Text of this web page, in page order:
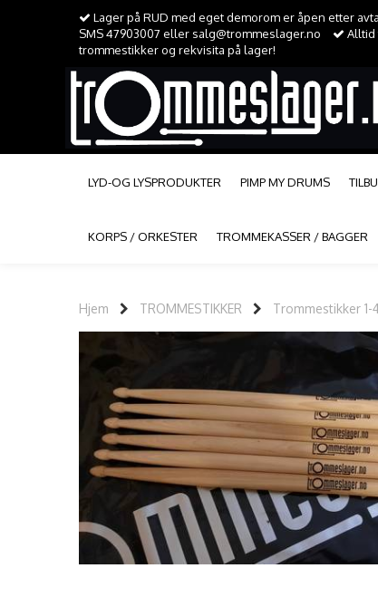
Lager på RUD med eget demorom er åpen etter
SMS 47903007 eller salg@trommeslager.no
Alltid
trommestikker og rekvisita på lager!
LYD-OG LYSPRODUKTER PIMP MY DRUMS
KORPS / ORKESTER TROMMEKASSER / BAGGER
Hjem TROMMESTIKKER Trommestikker 1-